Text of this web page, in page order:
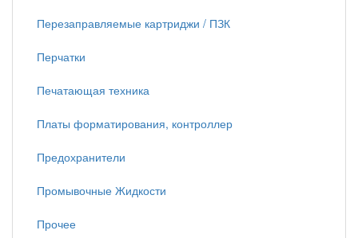
Перезаправляемые картриджи / ПЗК
Перчатки
Печатающая техника
Платы форматирования, контроллер
Предохранители
Промывочные Жидкости
Прочее